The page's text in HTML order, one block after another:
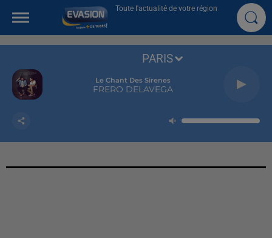
Toute l'actualité de votre région
Le Chant Des Sirenes
FRERO DELAVEGA
PARIS